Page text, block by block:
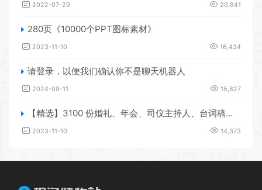
2022-07-29 20,841
280页《10000个PPT图标素材》
2023-11-10 16,434
请登录，以便我们确认你不是聊天机器人
2024-09-11 15,827
【精选】3100 份婚礼、年会、司仪主持人、台词稿、节日生日、晚会、开场、开场白素材
2023-11-10 14,373